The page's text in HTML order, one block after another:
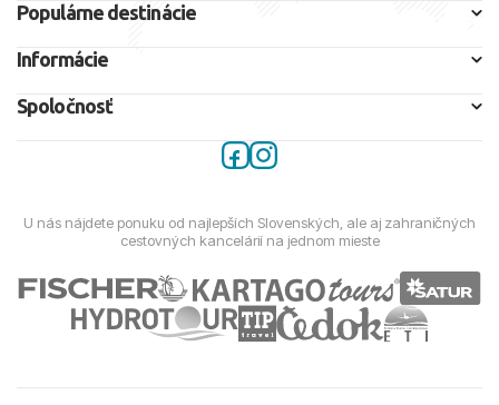
Populárne destinácie
Informácie
Spoločnosť
U nás nájdete ponuku od najlepších Slovenských, ale aj zahraničných
cestovných kancelárií na jednom mieste